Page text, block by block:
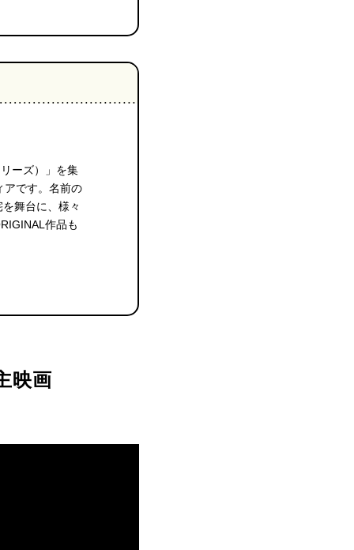
ーズ）」を集
アです。名前の
舞台に、様々
作品も
映画